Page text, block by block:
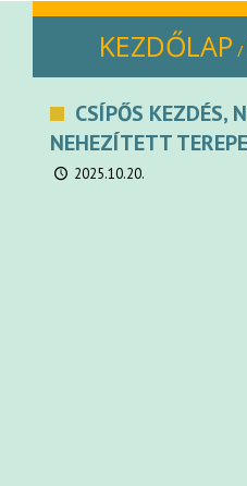
KEZDŐLAP /
CSÍPŐS KEZDÉS,
NEHEZÍTETT
2025.10.20.